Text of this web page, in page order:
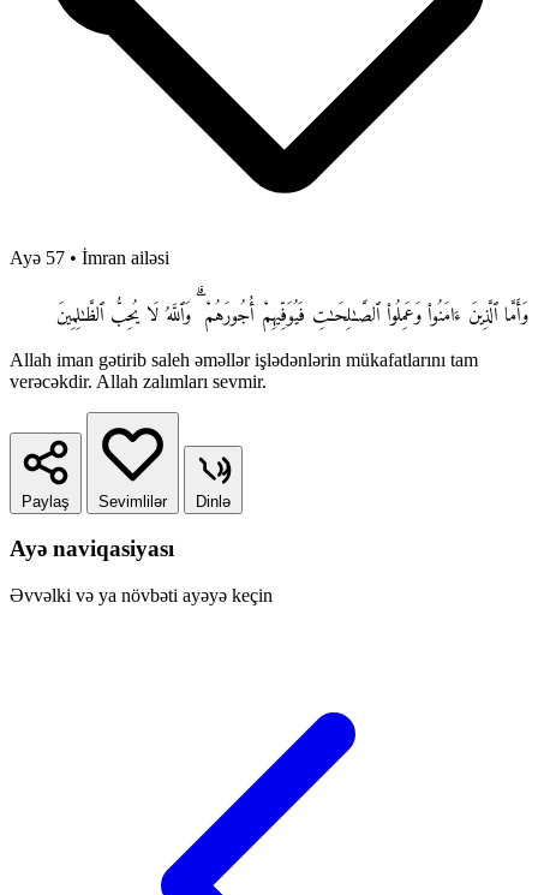
Ayə 57 • İmran ailəsi
وَأَمَّا ٱلَّذِينَ ءَامَنُوا۟ وَعَمِلُوا۟ ٱلصَّـٰلِحَـٰتِ فَيُوَفِّيهِمْ أُجُورَهُمْ ۗ وَٱللَّهُ لَا يُحِبُّ ٱلظَّـٰلِمِينَ
Allah iman gətirib saleh əməllər işlədənlərin mükafatlarını tam
verəcəkdir. Allah zalımları sevmir.
Paylaş Sevimlilər Dinlə
Ayə naviqasiyası
Əvvəlki və ya növbəti ayəyə keçin